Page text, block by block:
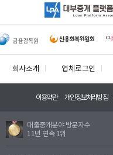
회사소개 업체로그인
이용약관 개인정보처리방침
대출중개분야 방문자수
11년 연속 1위